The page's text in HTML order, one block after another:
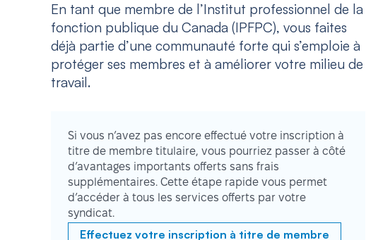
En tant que membre de l’Institut professionnel de la
fonction publique du Canada (IPFPC), vous faites
déjà partie d’une communauté forte qui s’emploie à
protéger ses membres et à améliorer votre milieu de
travail.
Si vous n’avez pas encore effectué votre inscription à
titre de membre titulaire, vous pourriez passer à côté
d’avantages importants offerts sans frais
supplémentaires. Cette étape rapide vous permet
d’accéder à tous les services offerts par votre
syndicat.
Effectuez votre inscription à titre de membre